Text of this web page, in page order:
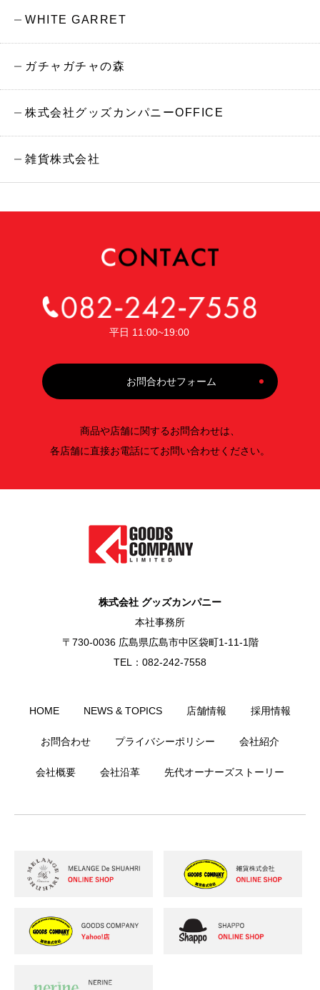
WHITE GARRET
ガチャガチャの森
株式会社グッズカンパニーOFFICE
雑貨株式会社
平日 11:00~19:00
お問合わせフォーム
商品や店舗に関するお問合わせは、
各店舗に直接お電話にてお問い合わせください。
株式会社 グッズカンパニー
本社事務所
〒730-0036 広島県広島市中区袋町1-11-1階
TEL：082-242-7558
HOME NEWS & TOPICS 店舗情報 採用情報
お問合わせ プライバシーポリシー 会社紹介
会社概要 会社沿革 先代オーナーズストーリー